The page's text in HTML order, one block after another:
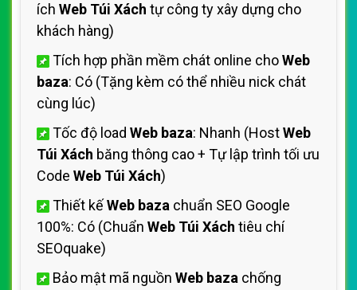
ích Web Túi Xách tự công ty xây dựng cho
khách hàng)
Tích hợp phần mềm chát online choWeb
baza: Có (Tặng kèm có thể nhiều nick chát
cùng lúc)
Tốc độ load Web baza: Nhanh (HostWeb
Túi Xách băng thông cao + Tự lập trình tối ưu
Code Web Túi Xách)
Thiết kếWeb baza chuẩn SEO Google
100%: Có (Chuẩn Web Túi Xách tiêu chí
SEOquake)
Bảo mật mã nguồn Web baza chống